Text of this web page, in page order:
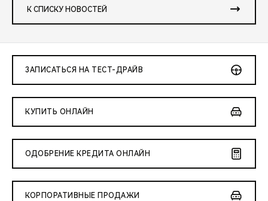
К СПИСКУ НОВОСТЕЙ
ЗАПИСАТЬСЯ НА ТЕСТ-ДРАЙВ
КУПИТЬ ОНЛАЙН
ОДОБРЕНИЕ КРЕДИТА ОНЛАЙН
КОРПОРАТИВНЫЕ ПРОДАЖИ